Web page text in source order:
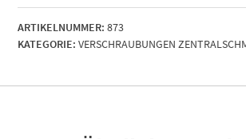
Verschraubung
Menge
ARTIKELNUMMER: 873
KATEGORIE: VERSCHRAUBUNGEN